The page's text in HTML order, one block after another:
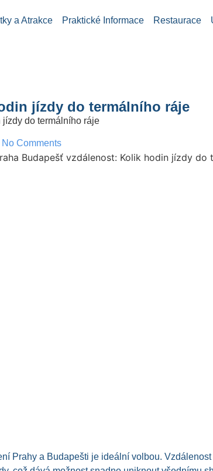
a Atrakce Praktické Informace Restaurace
jízdy do termálního ráje
do termálního ráje
No Comments
Prahy a Budapešti je ideální volbou. Vzdálenost